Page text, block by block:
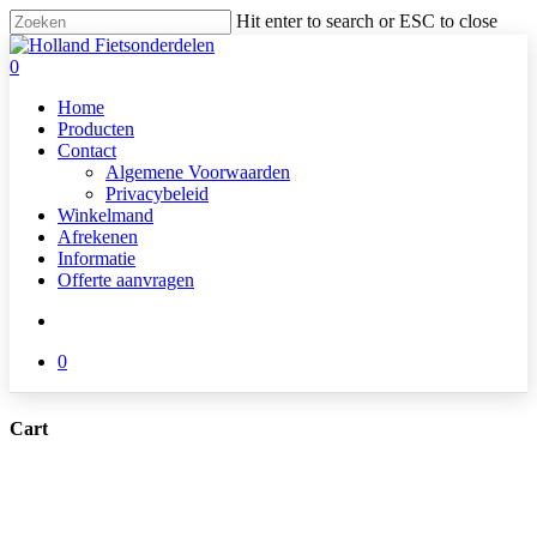
Skip
to
main
Hit enter to search or ESC to close
Close
Search
search
0
Home
Producten
Contact
Algemene Voorwaarden
Privacybeleid
Winkelmand
Afrekenen
Informatie
Offerte aanvragen
0
Cart